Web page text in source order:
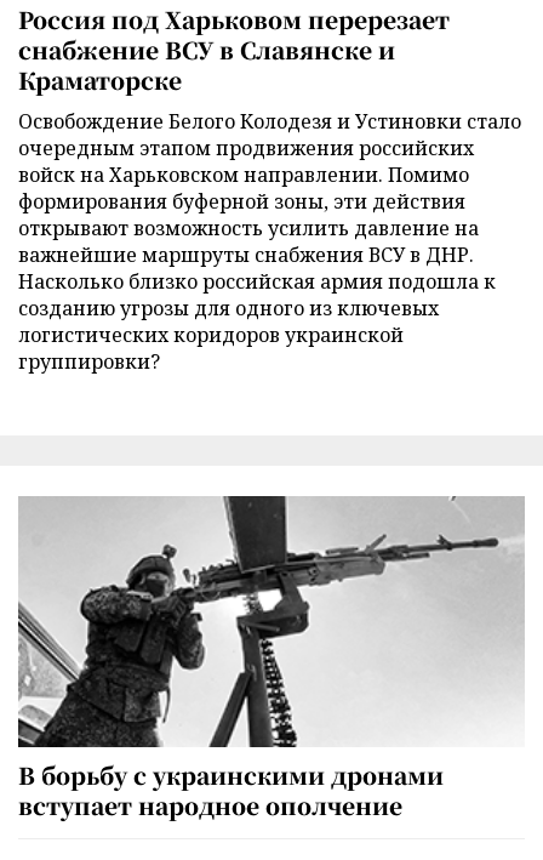
Россия под Харьковом перерезает
снабжение ВСУ в Славянске и
Краматорске
Освобождение Белого Колодезя и Устиновки стало
очередным этапом продвижения российских
войск на Харьковском направлении. Помимо
формирования буферной зоны, эти действия
открывают возможность усилить давление на
важнейшие маршруты снабжения ВСУ в ДНР.
Насколько близко российская армия подошла к
созданию угрозы для одного из ключевых
логистических коридоров украинской
группировки?
В борьбу с украинскими дронами
вступает народное ополчение